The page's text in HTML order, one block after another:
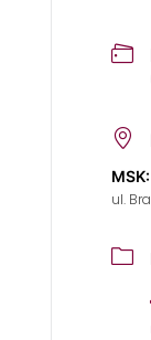
ul.